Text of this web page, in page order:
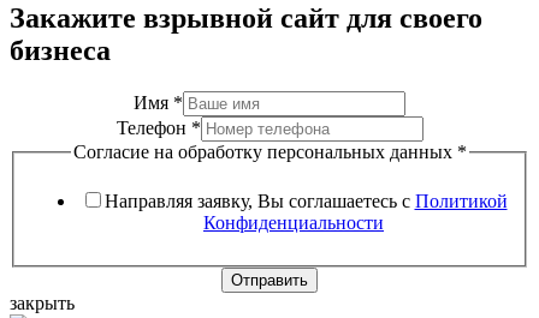
Закажите взрывной сайт для своего
бизнеса
Имя *
Телефон *
Согласие на обработку персональных данных *
Направляя заявку, Вы соглашаетесь с Политикой
Конфиденциальности
Отправить
закрыть